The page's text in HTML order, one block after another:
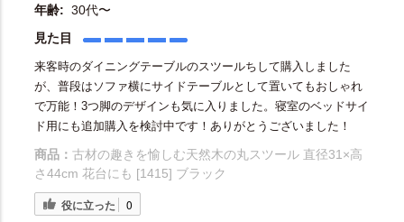
年齢: 30代〜
見た目
来客時のダイニングテーブルのスツールちして購入しました
が、普段はソファ横にサイドテーブルとして置いてもおしゃれ
で万能！3つ脚のデザインも気に入りました。寝室のベッドサイ
ド用にも追加購入を検討中です！ありがとうございました！
商品： 古材の趣きを愉しむ天然木の丸スツール 直径31×高
さ44cm 花台にも [1415] ブラック
役に立った 0